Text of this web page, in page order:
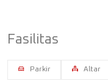
Fasilitas
Parkir Altar